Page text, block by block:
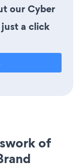
our Cyber
a click
of